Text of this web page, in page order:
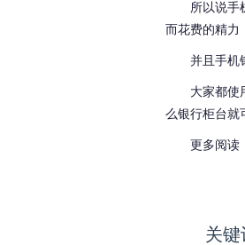
所以说手
而花费的精力
并且手机
大家都使
么银行柜台就
更多阅读
关键